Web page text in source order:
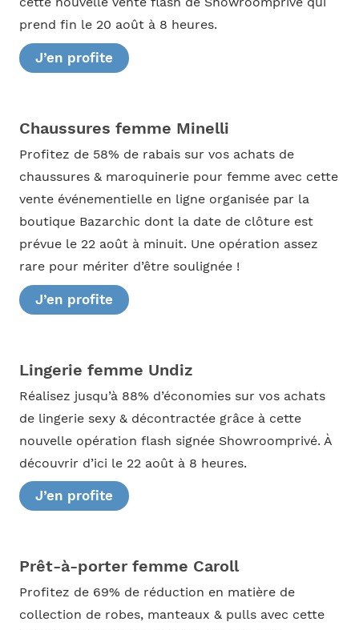
prend fin le 20 août à 8 heures.
J’en profite
Chaussures femme Minelli
Profitez de 58% de rabais sur vos achats de
chaussures & maroquinerie pour femme avec cette
vente événementielle en ligne organisée par la
boutique Bazarchic dont la date de clôture est
prévue le 22 août à minuit. Une opération assez
rare pour mériter d’être soulignée !
J’en profite
Lingerie femme Undiz
Réalisez jusqu’à 88% d’économies sur vos achats
de lingerie sexy & décontractée grâce à cette
nouvelle opération flash signée Showroomprivé. À
découvrir d’ici le 22 août à 8 heures.
J’en profite
Prêt-à-porter femme Caroll
Profitez de 69% de réduction en matière de
collection de robes, manteaux & pulls avec cette